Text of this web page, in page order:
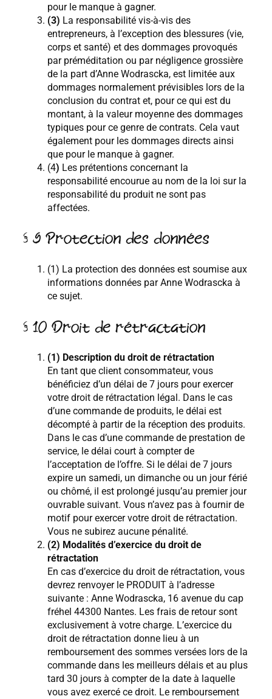
pour le manque à gagner.
(3) La responsabilité vis-à-vis des
entrepreneurs, à l’exception des blessures (vie,
corps et santé) et des dommages provoqués
par préméditation ou par négligence grossière
de la part d’Anne Wodrascka, est limitée aux
dommages normalement prévisibles lors de la
conclusion du contrat et, pour ce qui est du
montant, à la valeur moyenne des dommages
typiques pour ce genre de contrats. Cela vaut
également pour les dommages directs ainsi
que pour le manque à gagner.
(4) Les prétentions concernant la
responsabilité encourue au nom de la loi sur la
responsabilité du produit ne sont pas
affectées.
§ 9 Protection des données
(1) La protection des données est soumise aux
informations données par Anne Wodrascka à
ce sujet.
§ 10 Droit de rétractation
(1) Description du droit de rétractation
En tant que client consommateur, vous
bénéficiez d’un délai de 7 jours pour exercer
votre droit de rétractation légal. Dans le cas
d’une commande de produits, le délai est
décompté à partir de la réception des produits.
Dans le cas d’une commande de prestation de
service, le délai court à compter de
l’acceptation de l’offre. Si le délai de 7 jours
expire un samedi, un dimanche ou un jour férié
ou chômé, il est prolongé jusqu’au premier jour
ouvrable suivant. Vous n’avez pas à fournir de
motif pour exercer votre droit de rétractation.
Vous ne subirez aucune pénalité.
(2) Modalités d’exercice du droit de
rétractation
En cas d’exercice du droit de rétractation, vous
devrez renvoyer le PRODUIT à l’adresse
suivante : Anne Wodrascka, 16 avenue du cap
fréhel 44300 Nantes. Les frais de retour sont
exclusivement à votre charge. L’exercice du
droit de rétractation donne lieu à un
remboursement des sommes versées lors de la
commande dans les meilleurs délais et au plus
tard 30 jours à compter de la date à laquelle
vous avez exercé ce droit. Le remboursement